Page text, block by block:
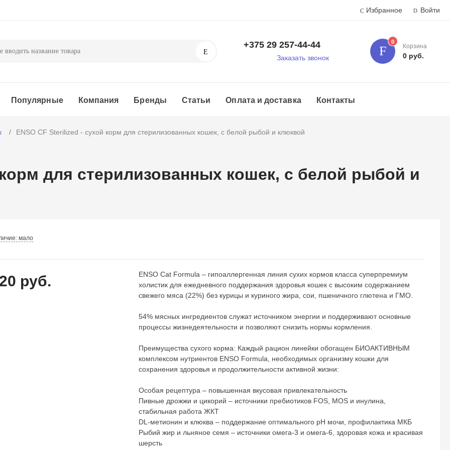
Избранное Войти
+375 29 257-44-44
Заказать звонок
0
Корзина
0 руб.
Популярные Компания Бренды Статьи Оплата и доставка Контакты
ENSO CF Sterilized - сухой корм для стерилизованных кошек, с белой рыбой и клюквой
для стерилизованных кошек, с белой рыбой и
мало
руб.
ENSO Cat Formula – гипоаллергенная линия сухих кормов класса суперпремиум
холистик для ежедневного поддержания здоровья кошек с высоким содержанием
свежего мяса (22%) без курицы и куриного жира, сои, пшеничного глютена и ГМО.
54% мясных ингредиентов служат источником энергии и поддерживают основные
процессы жизнедеятельности и позволяют снизить нормы кормления.
Преимущества сухого корма: Каждый рацион линейки обогащен БИОАКТИВНЫМ
комплексом нутриентов ENSO Formula, необходимых организму кошки для
сохранения здоровья и продолжительности активной жизни:
Особая рецептура – повышенная вкусовая привлекательность
Пивные дрожжи и цикорий – источники пребиотиков FOS, MOS и инулина,
стабильная работа ЖКТ
DL-метионин и клюква – поддержание оптимального pH мочи, профилактика МКБ
Рыбий жир и льняное семя – источники омега-3 и омега-6, здоровая кожа и красивая
шерсть